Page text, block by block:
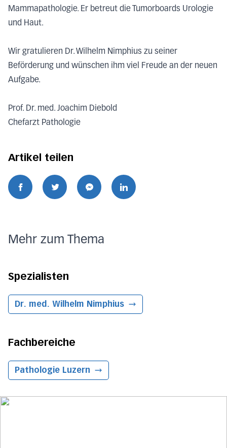
Mammapathologie. Er betreut die Tumorboards Urologie
und Haut.
Wir gratulieren Dr. Wilhelm Nimphius zu seiner
Beförderung und wünschen ihm viel Freude an der neuen
Aufgabe.
Prof. Dr. med. Joachim Diebold
Chefarzt Pathologie
Artikel teilen
Mehr zum Thema
Spezialisten
Dr. med. Wilhelm Nimphius
Fachbereiche
Pathologie Luzern